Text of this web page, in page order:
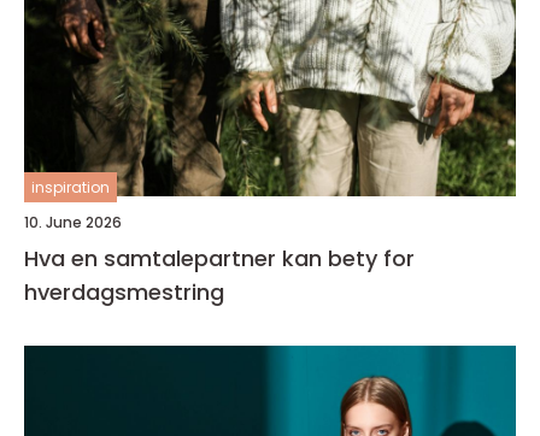
inspiration
10. June 2026
Hva en samtalepartner kan bety for
hverdagsmestring